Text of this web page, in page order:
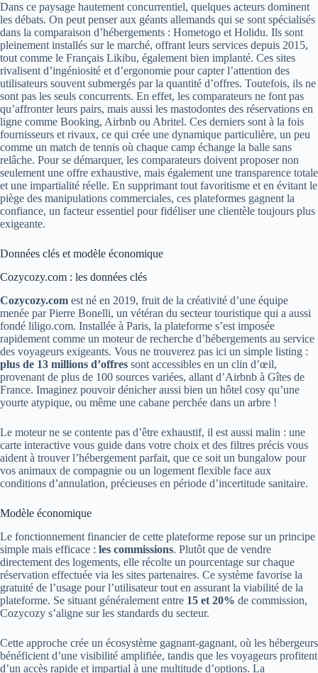
Dans ce paysage hautement concurrentiel, quelques acteurs dominent
les débats. On peut penser aux géants allemands qui se sont spécialisés
dans la comparaison d’hébergements : Hometogo et Holidu. Ils sont
pleinement installés sur le marché, offrant leurs services depuis 2015,
tout comme le Français Likibu, également bien implanté. Ces sites
rivalisent d’ingéniosité et d’ergonomie pour capter l’attention des
utilisateurs souvent submergés par la quantité d’offres. Toutefois, ils ne
sont pas les seuls concurrents. En effet, les comparateurs ne font pas
qu’affronter leurs pairs, mais aussi les mastodontes des réservations en
ligne comme Booking, Airbnb ou Abritel. Ces derniers sont à la fois
fournisseurs et rivaux, ce qui crée une dynamique particulière, un peu
comme un match de tennis où chaque camp échange la balle sans
relâche. Pour se démarquer, les comparateurs doivent proposer non
seulement une offre exhaustive, mais également une transparence totale
et une impartialité réelle. En supprimant tout favoritisme et en évitant le
piège des manipulations commerciales, ces plateformes gagnent la
confiance, un facteur essentiel pour fidéliser une clientèle toujours plus
exigeante.
Données clés et modèle économique
Cozycozy.com : les données clés
Cozycozy.com est né en 2019, fruit de la créativité d’une équipe
menée par Pierre Bonelli, un vétéran du secteur touristique qui a aussi
fondé liligo.com. Installée à Paris, la plateforme s’est imposée
rapidement comme un moteur de recherche d’hébergements au service
des voyageurs exigeants. Vous ne trouverez pas ici un simple listing :
plus de 13 millions d’offres sont accessibles en un clin d’œil,
provenant de plus de 100 sources variées, allant d’Airbnb à Gîtes de
France. Imaginez pouvoir dénicher aussi bien un hôtel cosy qu’une
yourte atypique, ou même une cabane perchée dans un arbre !
Le moteur ne se contente pas d’être exhaustif, il est aussi malin : une
carte interactive vous guide dans votre choix et des filtres précis vous
aident à trouver l’hébergement parfait, que ce soit un bungalow pour
vos animaux de compagnie ou un logement flexible face aux
conditions d’annulation, précieuses en période d’incertitude sanitaire.
Modèle économique
Le fonctionnement financier de cette plateforme repose sur un principe
simple mais efficace : les commissions. Plutôt que de vendre
directement des logements, elle récolte un pourcentage sur chaque
réservation effectuée via les sites partenaires. Ce système favorise la
gratuité de l’usage pour l’utilisateur tout en assurant la viabilité de la
plateforme. Se situant généralement entre 15 et 20% de commission,
Cozycozy s’aligne sur les standards du secteur.
Cette approche crée un écosystème gagnant-gagnant, où les hébergeurs
bénéficient d’une visibilité amplifiée, tandis que les voyageurs profitent
d’un accès rapide et impartial à une multitude d’options. La